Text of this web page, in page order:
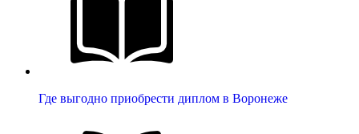
Где выгодно приобрести диплом в Воронеже